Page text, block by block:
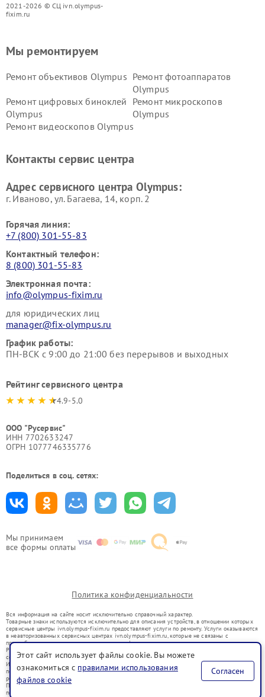
2021-2026 © СЦ ivn.olympus-
fixim.ru
Мы принимаем
все формы оплаты
Мы ремонтируем
Ремонт объективов Olympus Ремонт фотоаппаратов
Olympus
Ремонт цифровых биноклей
Olympus
Ремонт микроскопов
Olympus
Ремонт видеоскопов Olympus
Контакты сервис центра
Адрес сервисного центра Olympus:
г. Иваново, ул. Багаева, 14, корп. 2
Горячая линия:
+7 (800) 301-55-83
Контактный телефон:
8 (800) 301-55-83
Электронная почта:
info@olympus-fixim.ru
для юридических лиц
manager@fix-olympus.ru
График работы:
ПН-ВСК с 9:00 до 21:00 без перерывов и выходных
Рейтинг сервисного центра
4.9-5.0
ООО "Русервис"
ИНН 7702633247
ОГРН 1077746335776
Поделиться в соц. сетях:
Политика конфиденциальности
Вся информация на сайте носит исключительно справочный характер.
Товарные знаки используются исключительно для описания устройств, в отношении которых
сервисные центры ivn.olympus-fixim.ru предоставляют услуги по ремонту. Услуги оказываются
в неавторизованных сервисных центрах ivn.olympus-fixim.ru, которые не связаны с
правообладателями товарных знаков или их официальными представителями.
Ремонт осуществляется для устройств, уже введенных в гражданский оборот в соответствии
со статьей 1487 ГК РФ.
Использование товарных знаков не преследует цели индивидуализации услуг или введения
потребителей в заблуждение, а служит для информирования о предоставляемых услугах по
ремонту техники указанных брендов.
Представленная на сайте информация не является публичной офертой, определяемой
положениями Статьи 437(2) Гражданского кодекса РФ
Этот сайт использует файлы cookie. Вы можете
ознакомиться с правилами использования
файлов cookie
Согласен